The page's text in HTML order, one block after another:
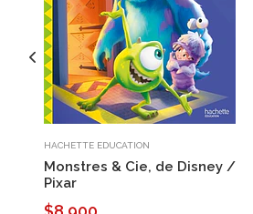
HACHETTE EDUCATION
Monstres & Cie, de Disney /
Pixar